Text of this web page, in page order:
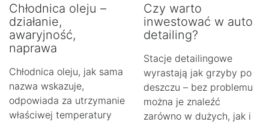
Chłodnica oleju –
działanie,
awaryjność,
naprawa
Chłodnica oleju, jak sama
nazwa wskazuje,
odpowiada za utrzymanie
właściwej temperatury
Czy warto
inwestować w auto
detailing?
Stacje detailingowe
wyrastają jak grzyby po
deszczu – bez problemu
można je znaleźć
zarówno w dużych, jak i